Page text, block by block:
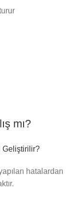
mı?
hatalardan